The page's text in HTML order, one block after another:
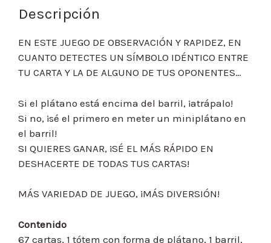
Descripción
EN ESTE JUEGO DE OBSERVACIÓN Y RAPIDEZ, EN
CUANTO DETECTES UN SÍMBOLO IDÉNTICO ENTRE
TU CARTA Y LA DE ALGUNO DE TUS OPONENTES…
Si el plátano está encima del barril, ¡atrápalo!
Si no, ¡sé el primero en meter un miniplátano en
el barril!
SI QUIERES GANAR, ¡SÉ EL MÁS RÁPIDO EN
DESHACERTE DE TODAS TUS CARTAS!
MÁS VARIEDAD DE JUEGO, ¡MÁS DIVERSIÓN!
Contenido
67 cartas, 1 tótem con forma de plátano, 1 barril,